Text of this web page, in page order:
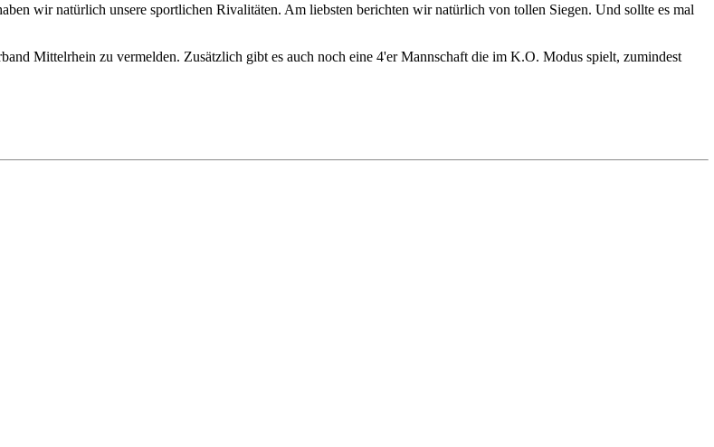
wir natürlich unsere sportlichen Rivalitäten. Am liebsten berichten wir natürlich von tollen Siegen. Und sollte es mal
Mittelrhein zu vermelden. Zusätzlich gibt es auch noch eine 4'er Mannschaft die im K.O. Modus spielt, zumindest